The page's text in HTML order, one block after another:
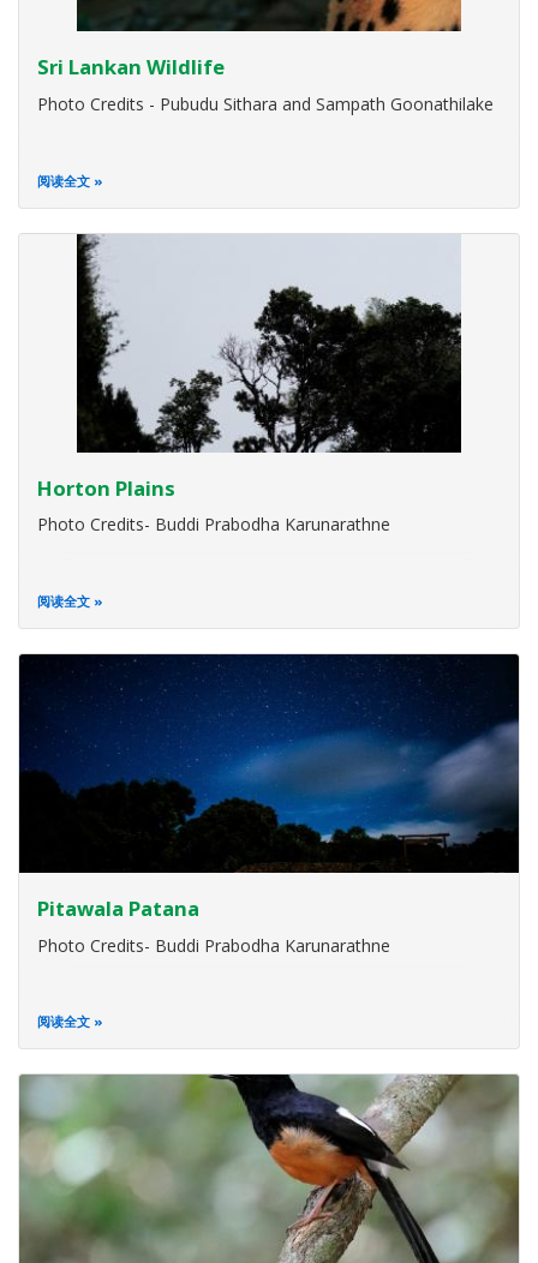
Sri Lankan Wildlife
Photo Credits - Pubudu Sithara and Sampath Goonathilake
阅读全文
Horton Plains
Photo Credits- Buddi Prabodha Karunarathne
阅读全文
Pitawala Patana
Photo Credits- Buddi Prabodha Karunarathne
阅读全文